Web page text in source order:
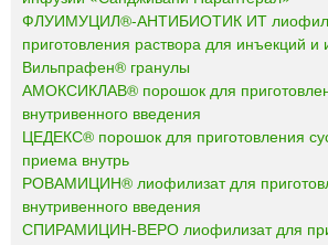
ФЛУИМУЦИЛ®-АНТИБИОТИК ИТ
приготовления раствора для инъекций и
Вильпрафен® гранулы
АМОКСИКЛАВ® порошок для
внутривенного введения
ЦЕДЕКС® порошок для приготовления
приема внутрь
РОВАМИЦИН® лиофилизат для
внутривенного введения
СПИРАМИЦИН-ВЕРО лиофилизат для